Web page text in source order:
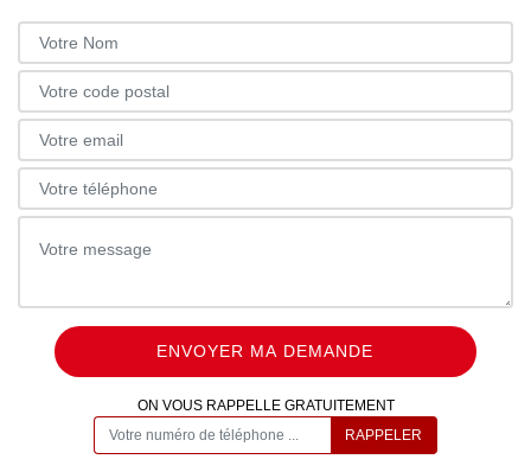
ON VOUS RAPPELLE GRATUITEMENT